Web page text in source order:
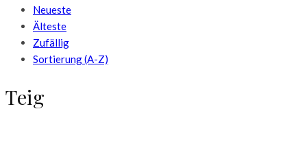
Neueste
Älteste
Zufällig
Sortierung (A-Z)
Teig